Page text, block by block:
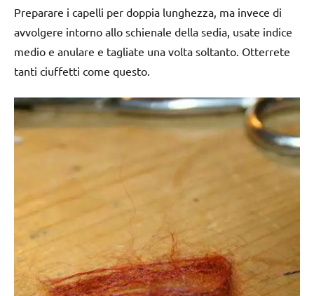
Preparare i capelli per doppia lunghezza, ma invece di
avvolgere intorno allo schienale della sedia, usate indice
medio e anulare e tagliate una volta soltanto. Otterrete
tanti ciuffetti come questo.